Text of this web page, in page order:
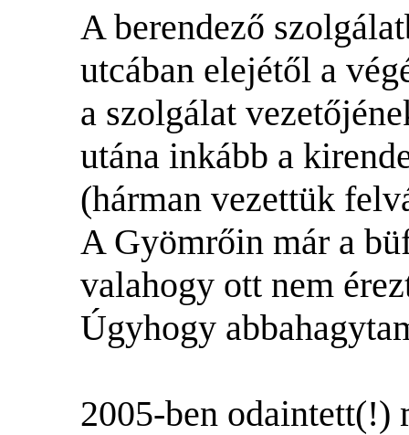
A berendező
utcában elejétől a
a szolgálat
utána inkább a
(hárman vezettük
A Gyömrőin már a
valahogy ott nem
Úgyhogy
2005-ben odaintett(!)